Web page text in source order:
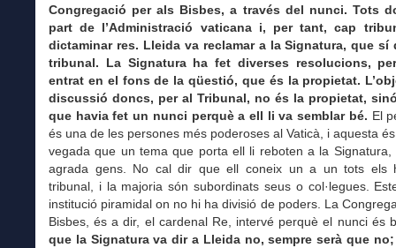
Congregació per als Bisbes, a través del nunci. Tots
part de l’Administració vaticana i, per tant, cap
dictaminar res. Lleida va reclamar a la Signatura, que sí
tribunal. La Signatura ha fet diverses resolucions,
entrat en el fons de la qüestió, que és la propietat.
discussió doncs, per al Tribunal, no és la propietat,
que havia fet un nunci perquè a ell li va semblar bé. El
és una de les persones més poderoses al Vaticà, i aquesta
vegada que un tema que porta ell li reboten a la
agrada gens. No cal dir que ell coneix un a un tots els
tribunal, i la majoria són subordinats seus o col·legues.
institució piramidal on no hi ha divisió de poders. La
Bisbes, és a dir, el cardenal Re, intervé perquè el nunci és
que la Signatura va dir a Lleida no, sempre serà que